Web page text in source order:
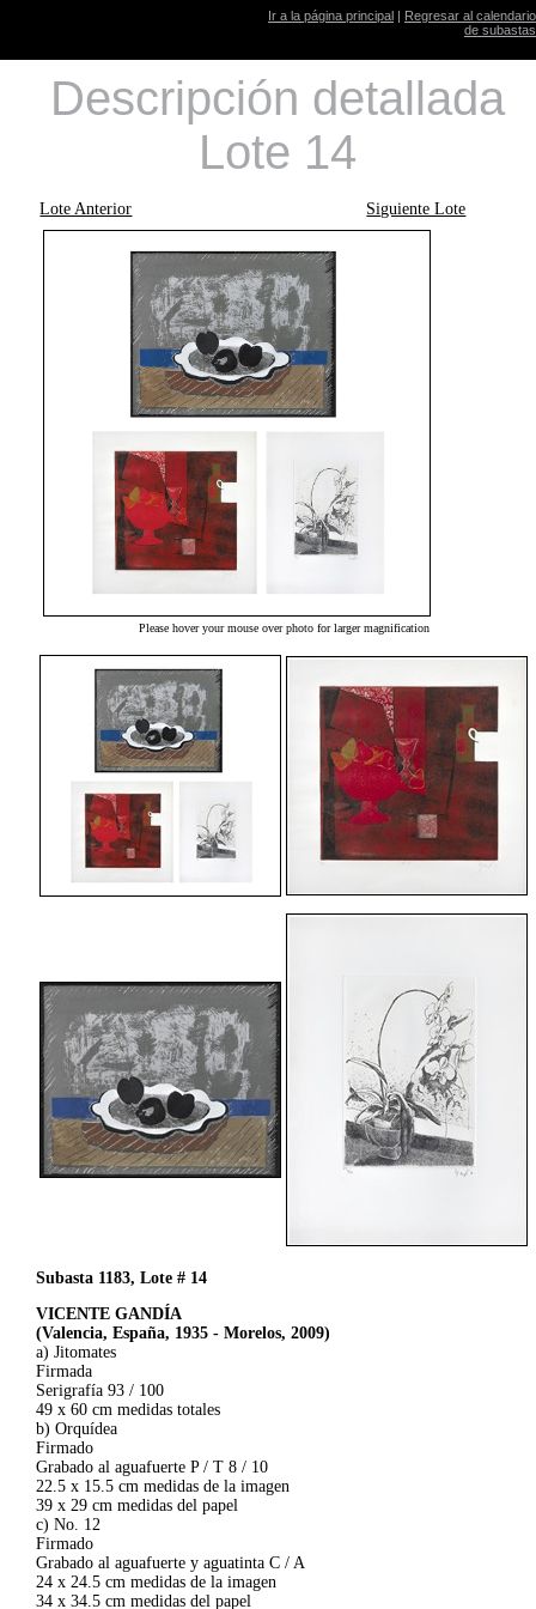
Ir a la página principal | Regresar al calendario
de subastas
Descripción detallada
Lote 14
Lote Anterior Siguiente Lote
Please hover your mouse over photo for larger magnification
Subasta 1183, Lote # 14
VICENTE GANDÍA
(Valencia, España, 1935 - Morelos, 2009)
a) Jitomates
Firmada
Serigrafía 93 / 100
49 x 60 cm medidas totales
b) Orquídea
Firmado
Grabado al aguafuerte P / T 8 / 10
22.5 x 15.5 cm medidas de la imagen
39 x 29 cm medidas del papel
c) No. 12
Firmado
Grabado al aguafuerte y aguatinta C / A
24 x 24.5 cm medidas de la imagen
34 x 34.5 cm medidas del papel